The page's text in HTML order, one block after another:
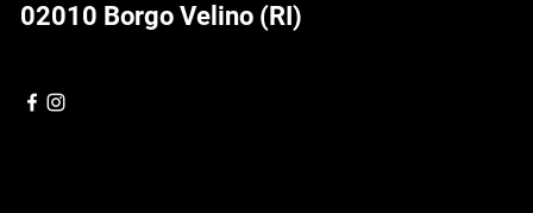
02010 Borgo Velino (RI)